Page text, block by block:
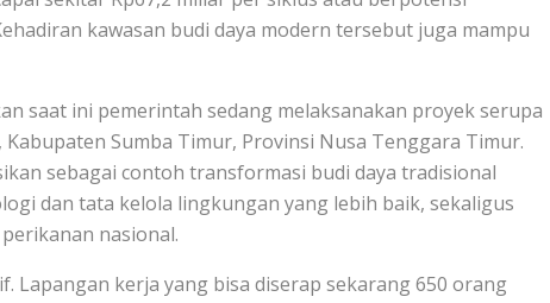
kawasan budi daya modern tersebut juga mampu
saat ini pemerintah sedang melaksanakan proyek serupa
Sumba Timur, Provinsi Nusa Tenggara Timur.
sebagai contoh transformasi budi daya tradisional
dan tata kelola lingkungan yang lebih baik, sekaligus
nasional.
Lapangan kerja yang bisa diserap sekarang 650 orang